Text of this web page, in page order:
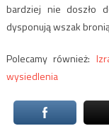
bardziej nie doszło
dysponują wszak
Polecamy również:
wysiedlenia